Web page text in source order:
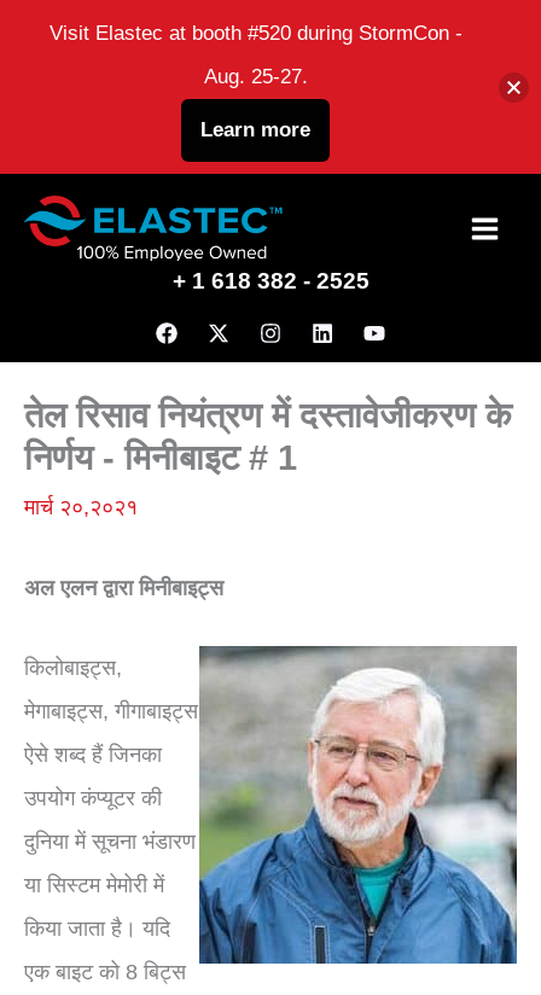
छोड़कर
बढ़ने
लिए
+ 1 618 382 - 2525
तेल रिसाव नियंत्रण में दस्तावेजीकरण के
निर्णय - मिनीबाइट # 1
मार्च २०,२०२१
अल एलन द्वारा मिनीबाइट्स
किलोबाइट्स,
मेगाबाइट्स, गीगाबाइट्स
ऐसे शब्द हैं जिनका
उपयोग कंप्यूटर की
दुनिया में सूचना भंडारण
या सिस्टम मेमोरी में
किया जाता है। यदि
एक बाइट को 8 बिट्स
Visit Elastec at booth #520 during StormCon -
Aug. 25-27.
Learn more